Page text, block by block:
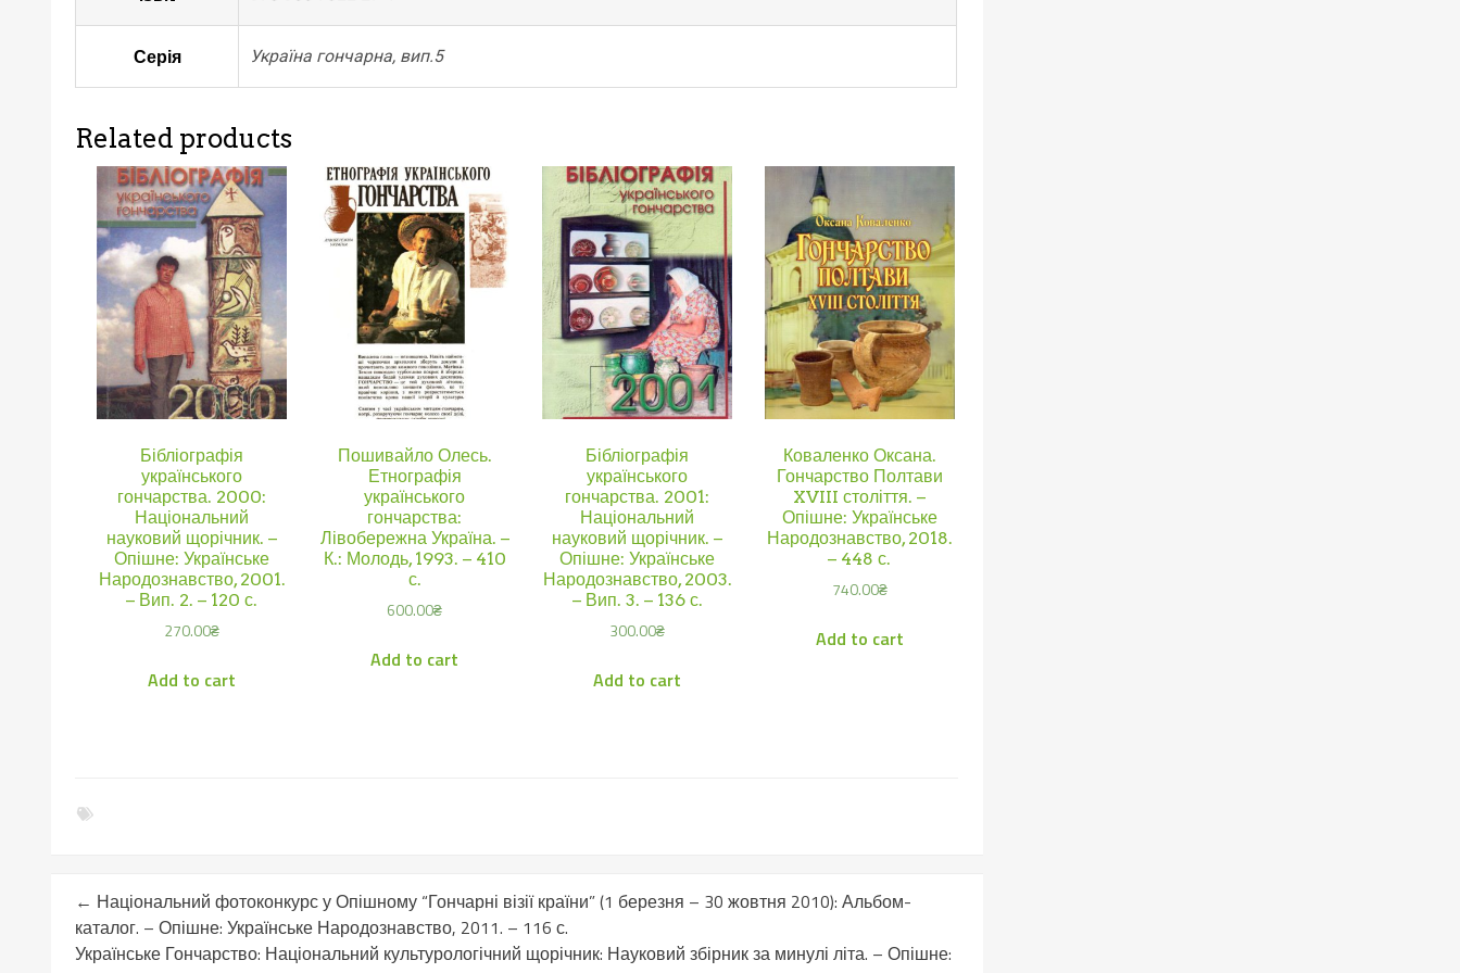
Серія Україна гончарна, вип.5
Related products
Бібліографія
українського
гончарства. 2000:
Національний
науковий щорічник. –
Опішне: Українське
Народознавство, 2001.
– Вип. 2. – 120 с.
270.00₴
Add to cart
Пошивайло Олесь.
Етнографія
українського
гончарства:
Лівобережна Україна. –
К.: Молодь, 1993. – 410
с.
600.00₴
Add to cart
Бібліографія
українського
гончарства. 2001:
Національний
науковий щорічник. –
Опішне: Українське
Народознавство, 2003.
– Вип. 3. – 136 с.
300.00₴
Add to cart
Коваленко Оксана.
Гончарство Полтави
XVIII століття. –
Опішне: Українське
Народознавство, 2018.
– 448 с.
740.00₴
Add to cart
← Національний фотоконкурс у Опішному “Гончарні візії країни” (1 березня – 30 жовтня 2010): Альбом-
каталог. – Опішне: Українське Народознавство, 2011. – 116 с.
Українське Гончарство: Національний культурологічний щорічник: Науковий збірник за минулі літа. – Опішне: